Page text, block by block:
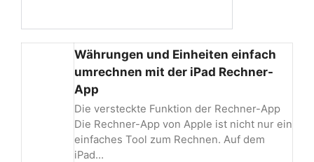
Währungen und Einheiten einfach
umrechnen mit der iPad Rechner-
App
Die versteckte Funktion der Rechner-App
Die Rechner-App von Apple ist nicht nur ein
einfaches Tool zum Rechnen. Auf dem
iPad…